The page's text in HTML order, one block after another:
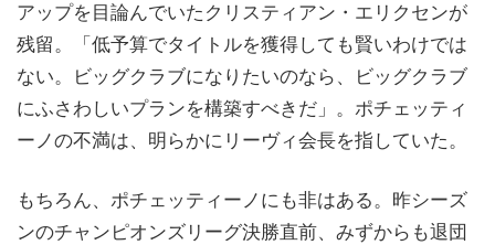
アップを目論んでいたクリスティアン・エリクセンが
残留。「低予算でタイトルを獲得しても賢いわけでは
ない。ビッグクラブになりたいのなら、ビッグクラブ
にふさわしいプランを構築すべきだ」。ポチェッティ
ーノの不満は、明らかにリーヴィ会長を指していた。
もちろん、ポチェッティーノにも非はある。昨シーズ
ンのチャンピオンズリーグ決勝直前、みずからも退団